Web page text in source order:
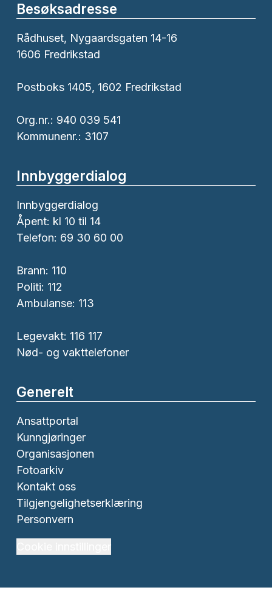
Besøksadresse
Rådhuset, Nygaardsgaten 14-16
1606 Fredrikstad
Postboks 1405, 1602 Fredrikstad
Org.nr.: 940 039 541
Kommunenr.: 3107
Innbyggerdialog
Innbyggerdialog
Åpent: kl 10 til 14
Telefon: 69 30 60 00
Brann: 110
Politi: 112
Ambulanse: 113
Legevakt: 116 117
Nød- og vakttelefoner
Generelt
Ansattportal
Kunngjøringer
Organisasjonen
Fotoarkiv
Kontakt oss
Tilgjengelighetserklæring
Personvern